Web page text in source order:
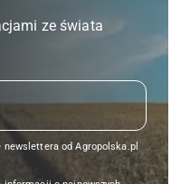
ze świata
newslettera od Agropolska.pl